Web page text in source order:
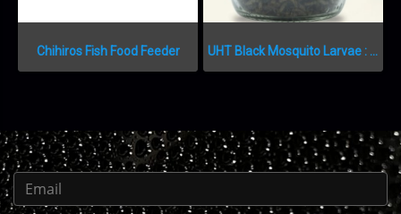
Chihiros Fish Food Feeder UHT Black Mosquito Larvae : อาหารลูกน้ำอบแห้งเกรดพรีเมียม